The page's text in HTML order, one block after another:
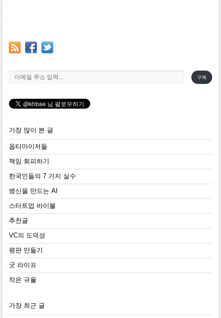
이메일 주소 입력…
구독
가장 많이 본 글
옵티마이저들
책임 회피하기
한국인들의 7 가지 실수
병신을 만드는 AI
스타트업 바이블
추천글
VC의 도덕성
평판 만들기
굿 라이프
작은 규율
가장 최근 글